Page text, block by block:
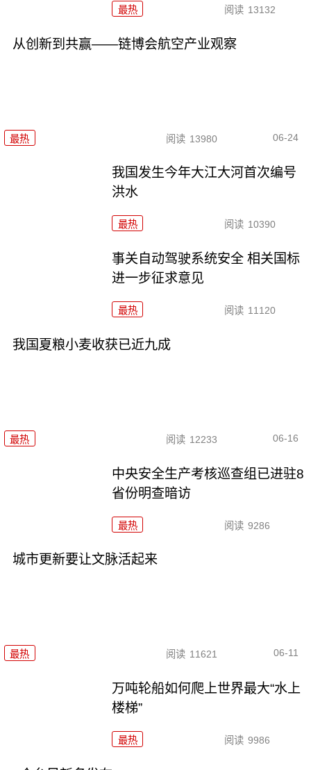
最热 阅读 13132
从创新到共赢——链博会航空产业观察
最热 阅读 13980 06-24
我国发生今年大江大河首次编号
洪水
最热 阅读 10390
事关自动驾驶系统安全 相关国标
进一步征求意见
最热 阅读 11120
我国夏粮小麦收获已近九成
最热 阅读 12233 06-16
中央安全生产考核巡查组已进驻8
省份明查暗访
最热 阅读 9286
城市更新要让文脉活起来
最热 阅读 11621 06-11
万吨轮船如何爬上世界最大“水上
楼梯”
最热 阅读 9986